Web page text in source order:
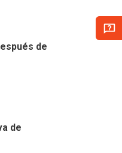
de
de